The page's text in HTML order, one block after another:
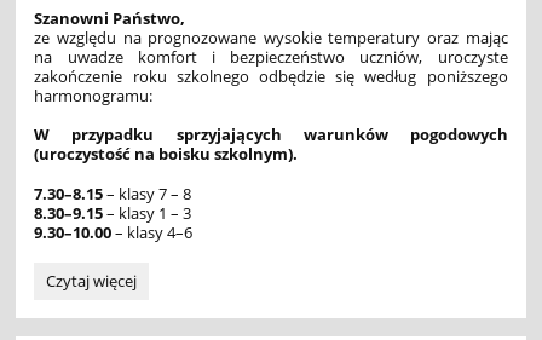
Szanowni Państwo,
ze względu na prognozowane wysokie temperatury oraz mając
na uwadze komfort i bezpieczeństwo uczniów, uroczyste
zakończenie roku szkolnego odbędzie się według poniższego
harmonogramu:
W przypadku sprzyjających warunków pogodowych
(uroczystość na boisku szkolnym).
7.30–8.15– klasy 7 – 8
8.30–9.15– klasy 1 – 3
9.30–10.00– klasy 4–6
Zakończenie
Szkolnego:
Czytaj więcej